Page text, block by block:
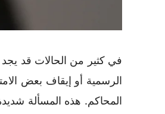
في كثير من الحالات قد يجد
الرسمية أو إيقاف بعض
المحاكم. هذه المسألة